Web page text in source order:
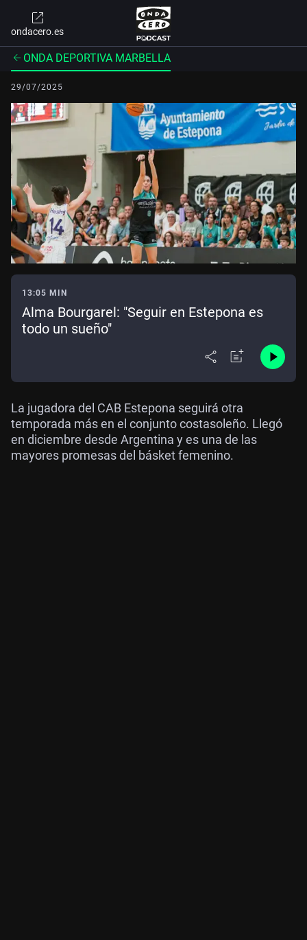
ondacero.es
ONDA DEPORTIVA MARBELLA
29/07/2025
13:05 MIN
Alma Bourgarel: "Seguir en Estepona es
todo un sueño"
La jugadora del CAB Estepona seguirá otra
temporada más en el conjunto costasoleño. Llegó
en diciembre desde Argentina y es una de las
mayores promesas del básket femenino.